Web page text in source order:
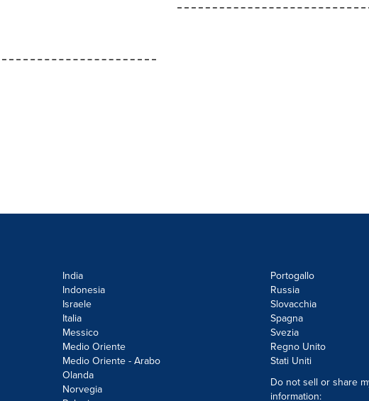
India
Indonesia
Israele
Italia
Messico
Medio Oriente
Medio Oriente - Arabo
Olanda
Norvegia
Portogallo
Russia
Slovacchia
Spagna
Svezia
Regno Unito
Stati Uniti
Do not sell or share
information: